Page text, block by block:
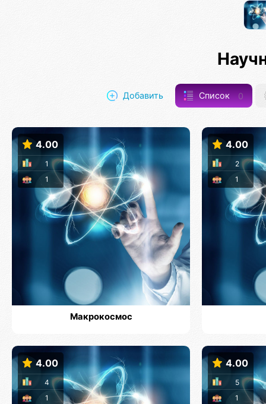
Добавить Список 0
4.00
1
1
Макрокосмос
4.00
1
2
4.00
1
4
4.00
1
5